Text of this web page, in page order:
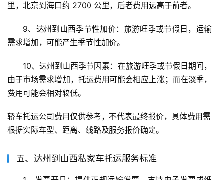
里，北京到海口约 2700 公里，后者费用远高于前者。
9、达州到山西季节性加价：旅游旺季或节假日，运输
需求增加，可能产生季节性加价。
10、达州到山西季节因素：在旅游旺季或节假日期间，
由于市场需求增加，托运费用可能会相应上涨；而在淡季，
费用可能会相对较低。
轿车托运公司费用仅供参考，不代表最终报价，具体费用需
根据实际车型、距离、线路及服务报价确定。
五、达州到山西私家车托运服务标准